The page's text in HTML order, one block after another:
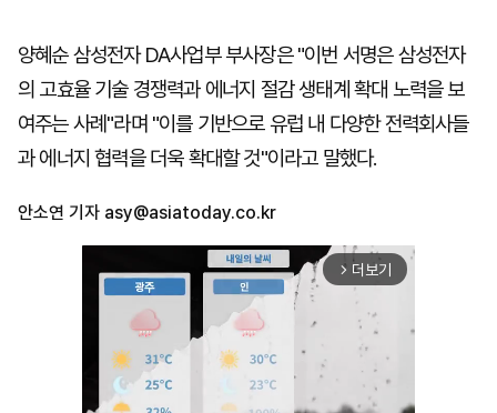
양혜순 삼성전자 DA사업부 부사장은 "이번 서명은 삼성전자
의 고효율 기술 경쟁력과 에너지 절감 생태계 확대 노력을 보
여주는 사례"라며 "이를 기반으로 유럽 내 다양한 전력회사들
과 에너지 협력을 더욱 확대할 것"이라고 말했다.
안소연 기자 asy@asiatoday.co.kr
arrow_forward_ios 더보기